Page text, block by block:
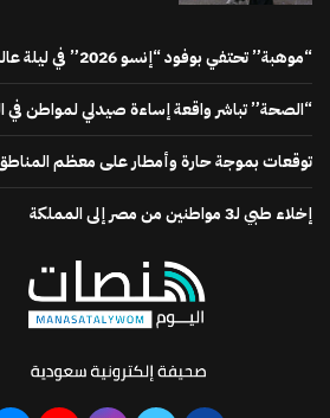
“موهبة” تحتفي بوفود “إنسو 2026” في ليلة عالمية
“الصحة” تباشر واقعة إساءة صيدلي لمواطن في
توقعات بموجة حارة وأمطار على معظم
إخلاء طبي لـ3 مواطنين من مصر إلى المملكة